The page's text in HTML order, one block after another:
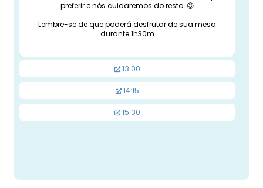
preferir e nós cuidaremos do resto. 😉
Lembre-se de que poderá desfrutar de sua mesa
durante 1h30m
13:00
14:15
15:30